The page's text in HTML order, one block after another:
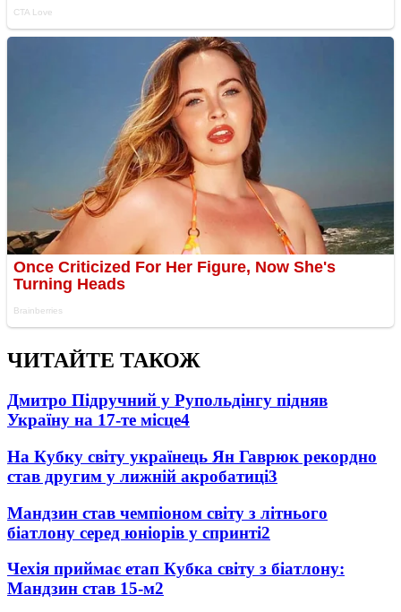
ЧИТАЙТЕ ТАКОЖ
Дмитро Підручний у Рупольдінгу підняв
Україну на 17-те місце4
На Кубку світу українець Ян Гаврюк рекордно
став другим у лижній акробатиці3
Мандзин став чемпіоном світу з літнього
біатлону серед юніорів у спринті2
Чехія приймає етап Кубка світу з біатлону:
Мандзин став 15-м2